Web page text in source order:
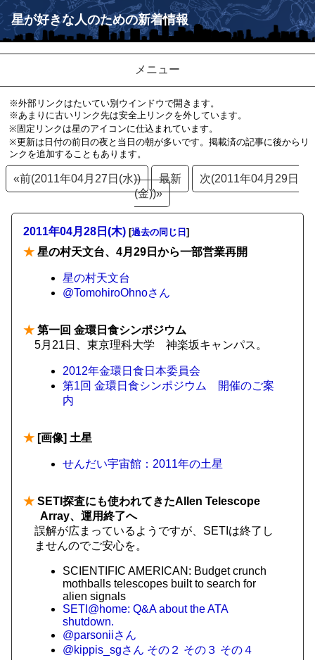
星が好きな人のための新着情報
メニュー
※外部リンクはたいてい別ウインドウで開きます。
※あまりに古いリンク先は安全上リンクを外しています。
※固定リンクは星のアイコンに仕込まれています。
※更新は日付の前日の夜と当日の朝が多いです。掲載済の記事に後からリ
ンクを追加することもあります。
«前(2011年04月27日(水)) 最新
次(2011年04月29日
(金))»
2011年04月28日(木) [過去の同じ日 ]
★ 星の村天文台、4月29日から一部営業再開
星の村天文台
@TomohiroOhnoさん
★ 第一回 金環日食シンポジウム
5月21日、東京理科大学 神楽坂キャンパス。
2012年金環日食日本委員会
第1回 金環日食シンポジウム 開催のご案
内
★ [画像] 土星
せんだい宇宙館：2011年の土星
★ SETI探査にも使われてきたAllen Telescope
Array、運用終了へ
誤解が広まっているようですが、SETIは終了し
ませんのでご安心を。
SCIENTIFIC AMERICAN: Budget crunch
mothballs telescopes built to search for
alien signals
SETI@home: Q&A about the ATA
shutdown.
@parsoniiさん
@kippis_sgさん その２ その３ その４